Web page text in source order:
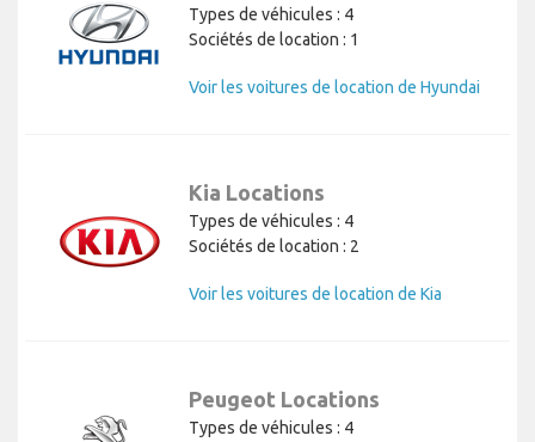
Types de véhicules : 4
Sociétés de location : 1
Voir les voitures de location de Hyundai
Kia Locations
Types de véhicules : 4
Sociétés de location : 2
Voir les voitures de location de Kia
Peugeot Locations
Types de véhicules : 4